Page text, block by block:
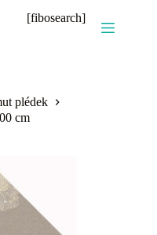
[fibosearch]
plédek
cm